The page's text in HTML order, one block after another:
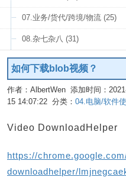
07.业务/货代/跨境/物流 (25)
08.杂七杂八 (31)
如何下载blob视频？
作者：AlbertWen 添加时间：
15 14:07:22 分类： 04.电脑/软件
Video DownloadHelper
https://
downloadhelper/